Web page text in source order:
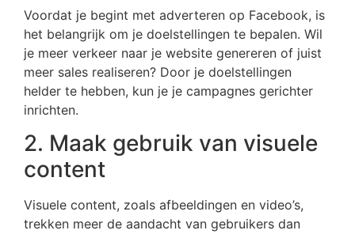
Voordat je begint met adverteren op Facebook, is
het belangrijk om je doelstellingen te bepalen. Wil
je meer verkeer naar je website genereren of juist
meer sales realiseren? Door je doelstellingen
helder te hebben, kun je je campagnes gerichter
inrichten.
2. Maak gebruik van visuele
content
Visuele content, zoals afbeeldingen en video’s,
trekken meer de aandacht van gebruikers dan